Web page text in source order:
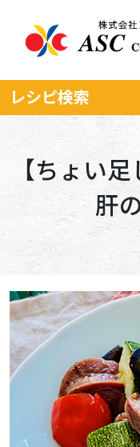
レシピ検索
【ちょい
肝